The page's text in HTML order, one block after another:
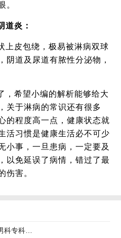
。
道炎：
上皮包绕，极易被淋病双球
阴道及尿道有脓性分泌物，
，希望小编的解析能够给大
关于淋病的常识还有很多
的程度高一点，健康状态就
活习惯是健康生活必不可少
小事，一旦患病，一定要及
以免延误了病情，错过了最
伤害。
调理哪家好